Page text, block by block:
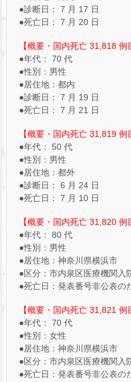
●診断日： 7 月 17 日
●死亡日： 7 月 20 日
【概要・国内死亡 31,818 例
●年代： 70 代
●性別：男性
●居住地：都内
●診断日： 7 月 19 日
●死亡日： 7 月 21 日
【概要・国内死亡 31,819 例
●年代： 50 代
●性別：男性
●居住地：都外
●診断日： 6 月 24 日
●死亡日： 7 月 10 日
【概要・国内死亡 31,820 例
●年代： 80 代
●性別：男性
●居住地：神奈川県横浜市
●区分：市内泉区医療機関入
●死亡日：発表番号非公表の
【概要・国内死亡 31,821 例
●年代： 70 代
●性別：女性
●居住地：神奈川県横浜市
●区分：市内泉区医療機関入
●死亡日：発表番号非公表の